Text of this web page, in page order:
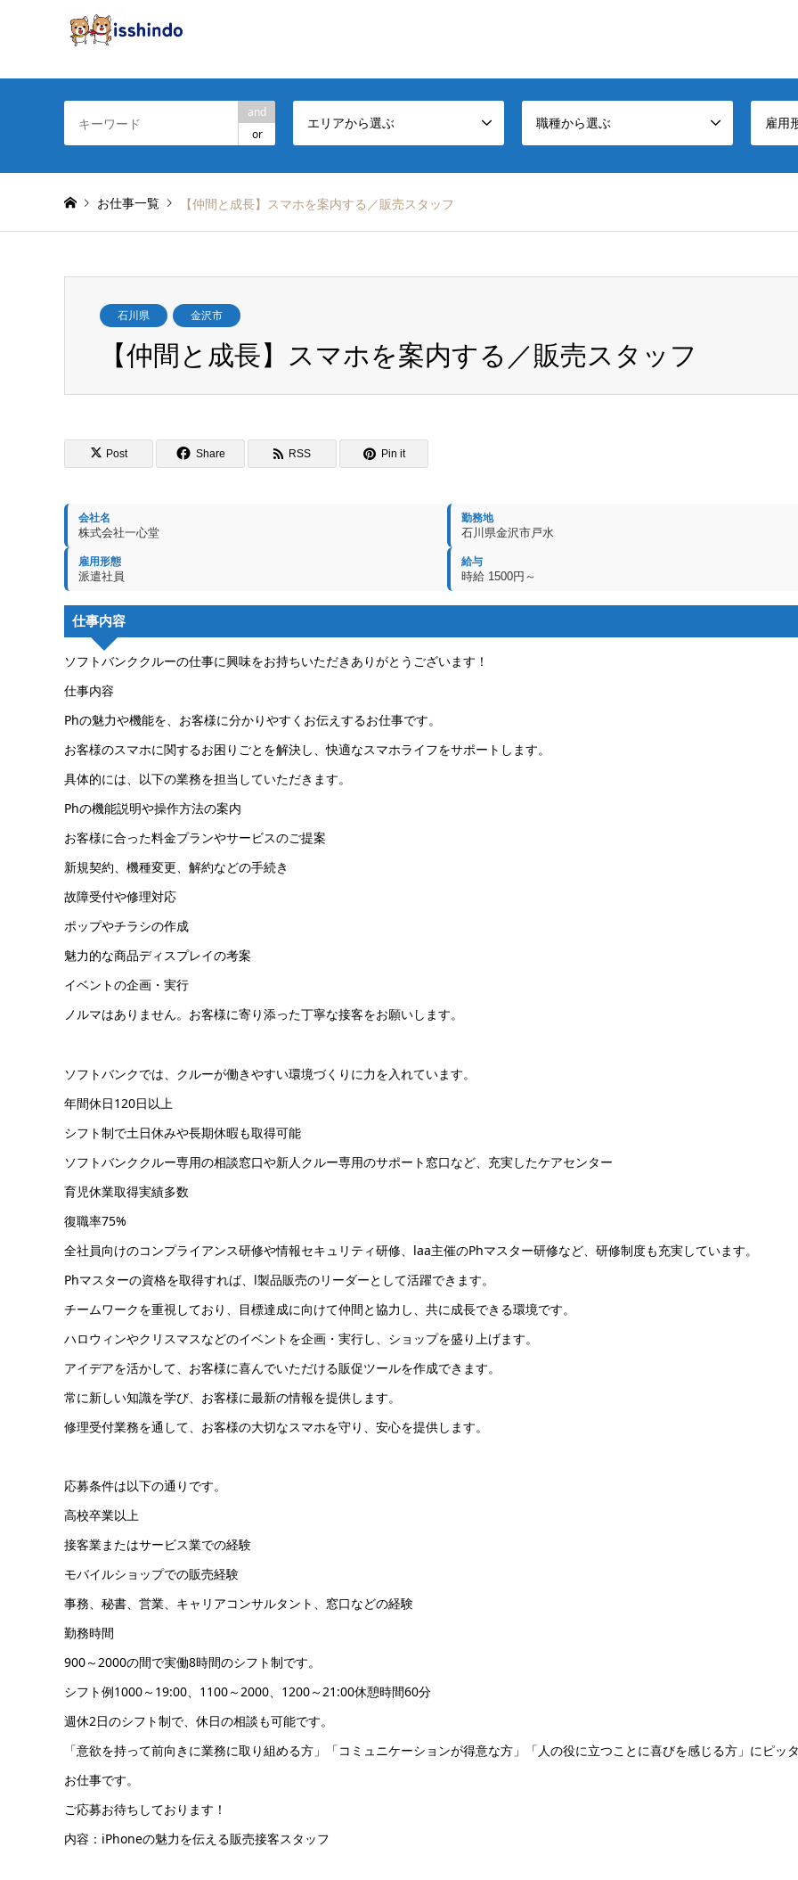
and
or
エリアから選ぶ 職種から選ぶ 雇用
お仕事一覧 【仲間と成長】スマホを案内する／販売スタッフ
石川県 金沢市
【仲間と成長】スマホを案内する／販売スタッフ
Post Share RSS Pin it
会社名
株式会社一心堂
勤務地
石川県金沢市戸水
雇用形態
派遣社員
給与
時給 1500円～
仕事内容
ソフトバンククルーの仕事に興味をお持ちいただきありがとうございます！
仕事内容
Phの魅力や機能を、お客様に分かりやすくお伝えするお仕事です。
お客様のスマホに関するお困りごとを解決し、快適なスマホライフをサポートします。
具体的には、以下の業務を担当していただきます。
Phの機能説明や操作方法の案内
お客様に合った料金プランやサービスのご提案
新規契約、機種変更、解約などの手続き
故障受付や修理対応
ポップやチラシの作成
魅力的な商品ディスプレイの考案
イベントの企画・実行
ノルマはありません。お客様に寄り添った丁寧な接客をお願いします。
ソフトバンクでは、クルーが働きやすい環境づくりに力を入れています。
年間休日120日以上
シフト制で土日休みや長期休暇も取得可能
ソフトバンククルー専用の相談窓口や新人クルー専用のサポート窓口など、充実したケアセンター
育児休業取得実績多数
復職率75%
全社員向けのコンプライアンス研修や情報セキュリティ研修、laa主催のPhマスター研修など、研修制度も充実しています。
Phマスターの資格を取得すれば、l製品販売のリーダーとして活躍できます。
チームワークを重視しており、目標達成に向けて仲間と協力し、共に成長できる環境です。
ハロウィンやクリスマスなどのイベントを企画・実行し、ショップを盛り上げます。
アイデアを活かして、お客様に喜んでいただける販促ツールを作成できます。
常に新しい知識を学び、お客様に最新の情報を提供します。
修理受付業務を通して、お客様の大切なスマホを守り、安心を提供します。
応募条件は以下の通りです。
高校卒業以上
接客業またはサービス業での経験
モバイルショップでの販売経験
事務、秘書、営業、キャリアコンサルタント、窓口などの経験
勤務時間
900～2000の間で実働8時間のシフト制です。
シフト例1000～19:00、1100～2000、1200～21:00休憩時間60分
週休2日のシフト制で、休日の相談も可能です。
「意欲を持って前向きに業務に取り組める方」「コミュニケーションが得意な方」「人の役に立つことに喜びを感じる方」にピッ
お仕事です。
ご応募お待ちしております！
内容：iPhoneの魅力を伝える販売接客スタッフ